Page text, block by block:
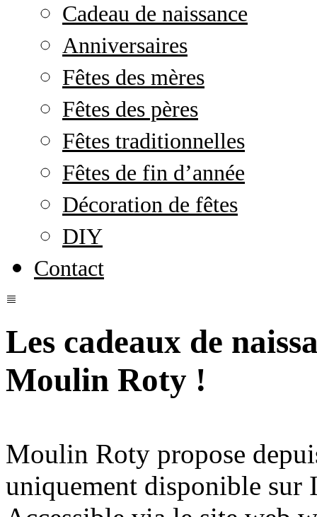
Cadeau de naissance
Anniversaires
Fêtes des mères
Fêtes des pères
Fêtes traditionnelles
Fêtes de fin d’année
Décoration de fêtes
DIY
Contact
Les cadeaux de
Moulin Roty !
Moulin Roty propose
uniquement disponible sur